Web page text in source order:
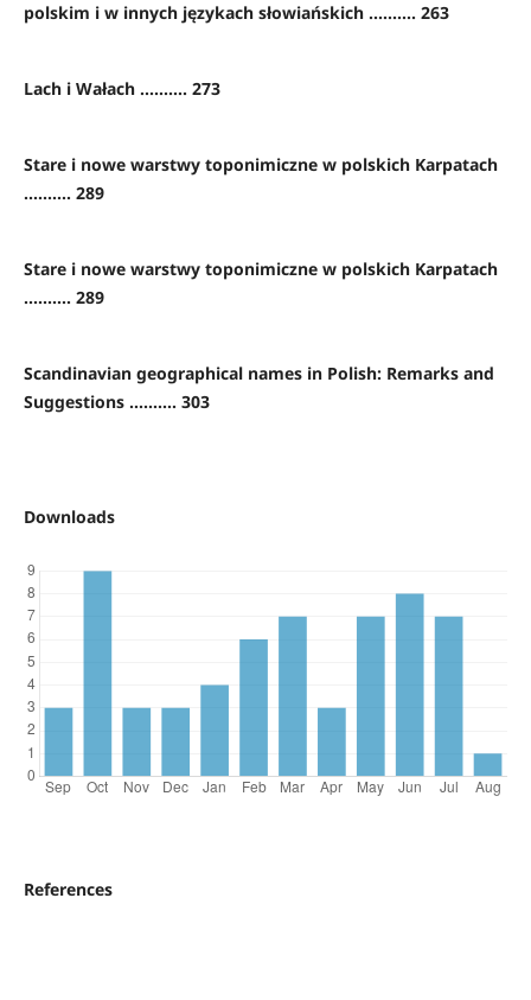
polskim i w innych językach słowiańskich .......... 263
Lach i Wałach .......... 273
Stare i nowe warstwy toponimiczne w polskich Karpatach
.......... 289
Stare i nowe warstwy toponimiczne w polskich Karpatach
.......... 289
Scandinavian geographical names in Polish: Remarks and
Suggestions .......... 303
Downloads
References